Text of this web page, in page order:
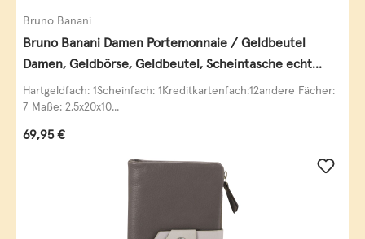
Bruno Banani
Bruno Banani Damen Portemonnaie / Geldbeutel
Damen, Geldbörse, Geldbeutel, Scheintasche echt
Leder
Hartgeldfach: 1Scheinfach: 1Kreditkartenfach:12andere Fächer:
7 Maße: 2,5x20x10...
Regulärer Preis:
69,95 €